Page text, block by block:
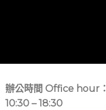
辦公時間 Office hour：
10:30 – 18:30